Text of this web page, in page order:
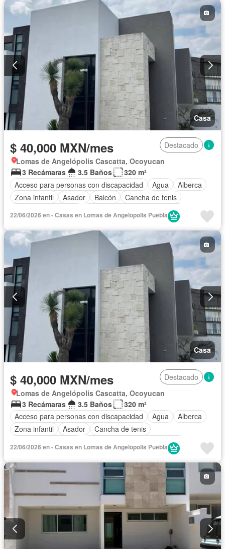
Electricidad Estacionamiento
Gimnasio
Internet
Recámara con closet
Sala polivalente
Seguridad
Vista panorámica
Zonas verdes
Permite mascotas
Permite niños
Solo familias Completamente amueblado
Casa
$ 40,000 MXN/mes
Destacado
Lomas de Angelópolis Cascatta, Ocoyucan
3 Recámaras
3.5 Baños
320 m²
Acceso para personas con discapacidad
Agua
Alberca
Zona infantil
Asador Balcón
Cancha de tenis
Circuito cerrado de televisión
Conserje
Cuarto de Limpieza
Cuarto de servicio
Electricidad
Estacionamiento
Gas natural Gimnasio
Internet
Jacuzzi
Azotea
Sala polivalente
Seguridad
Televisión por cable
Terraza
Vista panorámica Wifi
Zonas verdes
Permite mascotas
Permite niños
Solo familias
Sin amueblar
22/06/2026 en - Casas en Lomas de Angelopolis Puebla
Casa
$ 40,000 MXN/mes
Destacado
Lomas de Angelópolis Cascatta, Ocoyucan
3 Recámaras
3.5 Baños
320 m²
Acceso para personas con discapacidad
Agua
Alberca
Zona infantil
Asador
Cancha de tenis
Circuito cerrado de televisión
Cuarto de Limpieza
Cuarto de servicio
Electricidad
Estacionamiento
Gas natural
Gimnasio Internet Jacuzzi
Jardín
Despacho
Recámara con closet
Azotea
Sala polivalente
Seguridad
Televisión por cable
Terraza
Vista panorámica Wifi
Zonas verdes
Permite mascotas
Permite niños
Solo familias
Sin amueblar
22/06/2026 en - Casas en Lomas de Angelopolis Puebla